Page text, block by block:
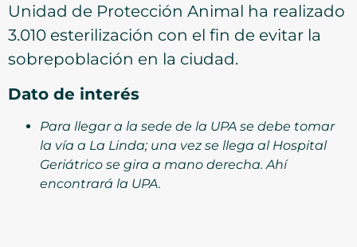
Unidad de Protección Animal ha realizado
3.010 esterilización con el fin de evitar la
sobrepoblación en la ciudad.
Dato de interés
Para llegar a la sede de la UPA se debe tomar
la vía a La Linda; una vez se llega al Hospital
Geriátrico se gira a mano derecha. Ahí
encontrará la UPA.